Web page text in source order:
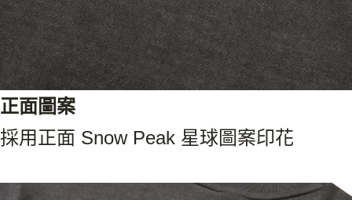
正面圖案
採用正面 Snow Peak 星球圖案印花